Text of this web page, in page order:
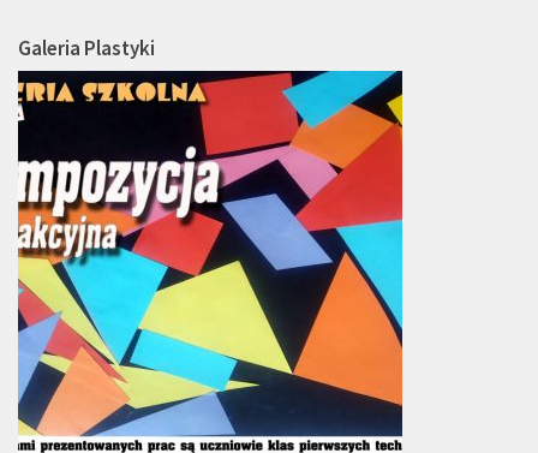
Galeria Plastyki